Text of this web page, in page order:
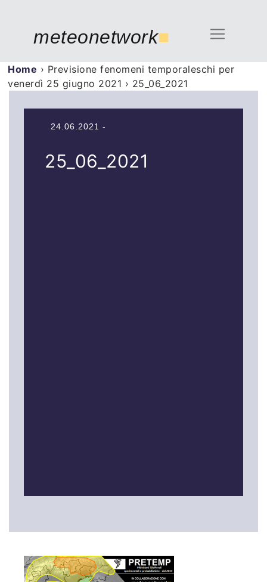
meteonetwork■
Home › Previsione fenomeni temporaleschi per
venerdì 25 giugno 2021 › 25_06_2021
24.06.2021 -
25_06_2021